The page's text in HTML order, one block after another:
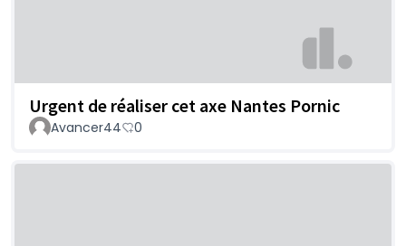
Urgent de réaliser cet axe Nantes Pornic
Avancer44 0